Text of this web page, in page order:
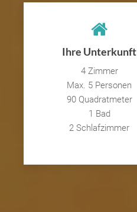
Ihre Unterkunft
4 Zimmer
Max. 5 Personen
90 Quadratmeter
1 Bad
2 Schlafzimmer